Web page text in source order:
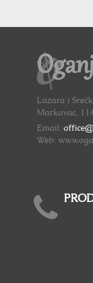
Lazara i
Markovac,
Email:
Web: